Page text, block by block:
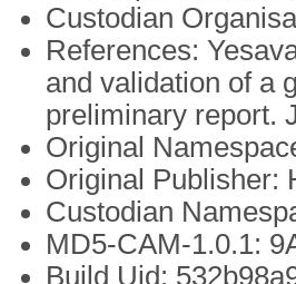
Custodian
References:
and validation of a
preliminary report.
Original
Original Publisher:
Custodian
MD5-CAM-1.0.1:
Build Uid: